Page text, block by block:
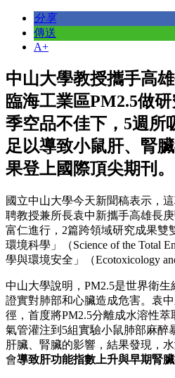
分享
傳送
A+
中山大學教授攜手高
臨海工業區PM2.5做
季空品不佳下，5週所
足以導致小鼠肝、腎
果登上國際頂尖期刊。
國立中山大學今天新聞稿表示，
聘教授兼所長袁中新攜手高雄長
富仁進行，2篇跨領域研究成果雙
環境科學」（Science of the Total
學與環境安全」（Ecotoxicology
中山大學說明，PM2.5是世界衛
證實對肺部和心臟造成危害。袁
徑，首度將PM2.5分離成水溶性
氣管灌注到5組實驗小鼠肺部麻醉
肝臟、腎臟的影響，結果發現，
會導致肝功能指數上升與早期腎